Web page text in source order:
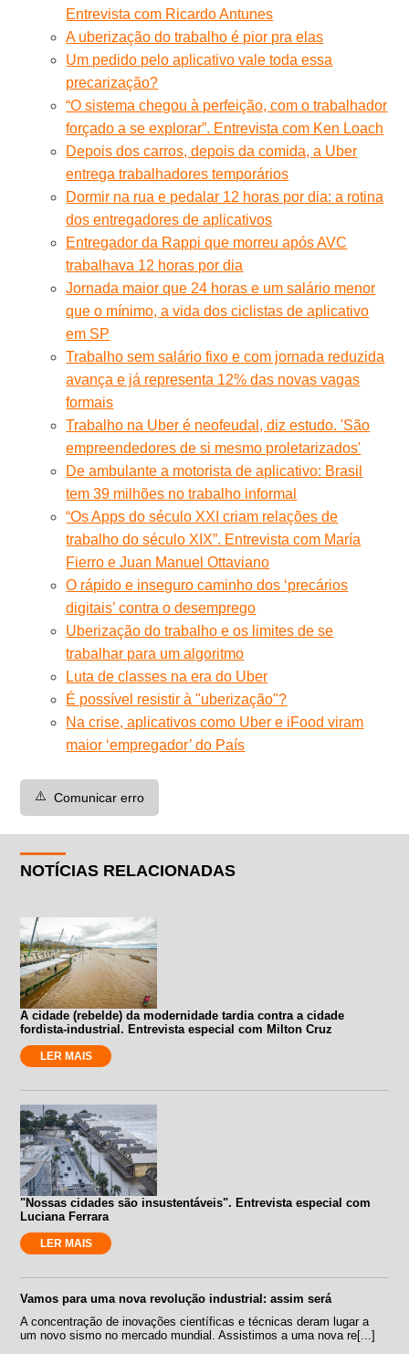
Entrevista com Ricardo Antunes
A uberização do trabalho é pior pra elas
Um pedido pelo aplicativo vale toda essa
precarização?
“O sistema chegou à perfeição, com o trabalhador
forçado a se explorar”. Entrevista com Ken Loach
Depois dos carros, depois da comida, a Uber
entrega trabalhadores temporários
Dormir na rua e pedalar 12 horas por dia: a rotina
dos entregadores de aplicativos
Entregador da Rappi que morreu após AVC
trabalhava 12 horas por dia
Jornada maior que 24 horas e um salário menor
que o mínimo, a vida dos ciclistas de aplicativo
em SP
Trabalho sem salário fixo e com jornada reduzida
avança e já representa 12% das novas vagas
formais
Trabalho na Uber é neofeudal, diz estudo. 'São
empreendedores de si mesmo proletarizados'
De ambulante a motorista de aplicativo: Brasil
tem 39 milhões no trabalho informal
“Os Apps do século XXI criam relações de
trabalho do século XIX”. Entrevista com María
Fierro e Juan Manuel Ottaviano
O rápido e inseguro caminho dos ‘precários
digitais’ contra o desemprego
Uberização do trabalho e os limites de se
trabalhar para um algoritmo
Luta de classes na era do Uber
É possível resistir à "uberização"?
Na crise, aplicativos como Uber e iFood viram
maior ‘empregador’ do País
⚠️ Comunicar erro
NOTÍCIAS RELACIONADAS
A cidade (rebelde) da modernidade tardia contra a cidade
fordista-industrial. Entrevista especial com Milton Cruz
LER MAIS
"Nossas cidades são insustentáveis". Entrevista especial com
Luciana Ferrara
LER MAIS
Vamos para uma nova revolução industrial: assim será
A concentração de inovações científicas e técnicas deram lugar a
um novo sismo no mercado mundial. Assistimos a uma nova re[...]